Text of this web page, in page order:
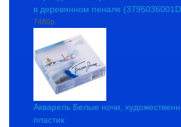
в деревянном пенале
7480р.
Акварель Белые ночи,
пластик